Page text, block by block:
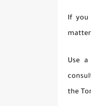
If you
Use
the